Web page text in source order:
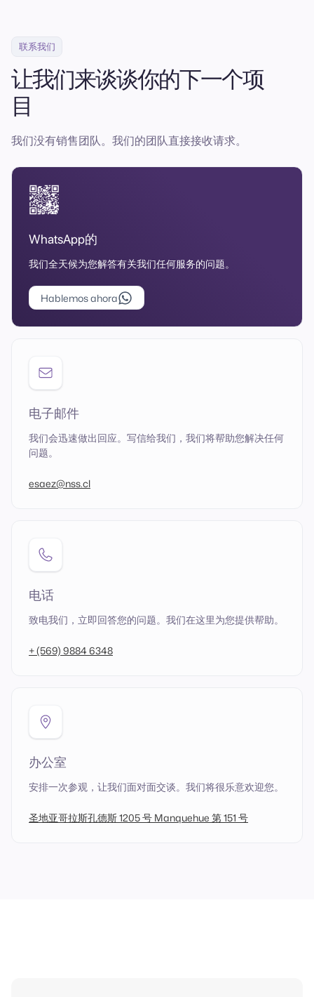
联系我们
让我们来谈谈你的下一个项
目
我们没有销售团队。我们的团队直接接收请求。
WhatsApp的
我们全天候为您解答有关我们任何服务的问题。
Hablemos ahora
电子邮件
我们会迅速做出回应。写信给我们，我们将帮助您解决任何
问题。
esaez@nss.cl
电话
致电我们，立即回答您的问题。我们在这里为您提供帮助。
+ (569) 9884 6348
办公室
安排一次参观，让我们面对面交谈。我们将很乐意欢迎您。
圣地亚哥拉斯孔德斯 1205 号 Manquehue 第 151 号